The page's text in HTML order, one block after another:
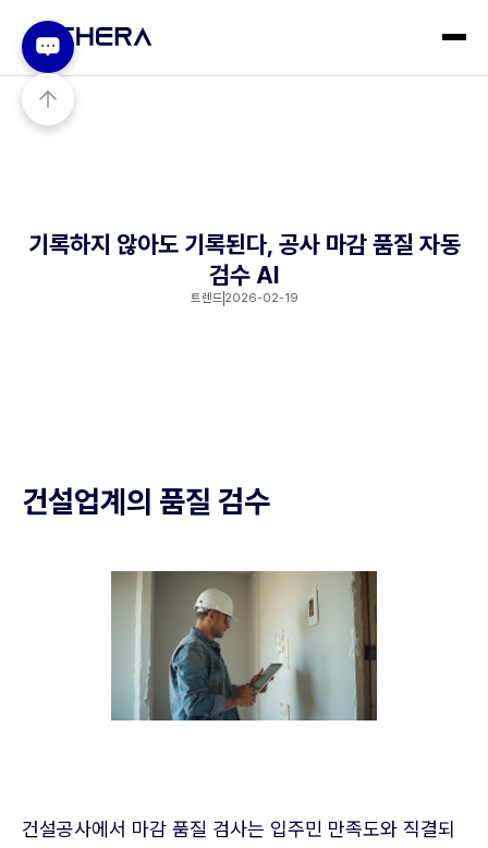
기록하지 않아도 기록된다, 공사 마감 품질 자동
검수 AI
트렌드 2026-02-19
건설업계의 품질 검수
건설공사에서 마감 품질 검사는 입주민 만족도와 직결되